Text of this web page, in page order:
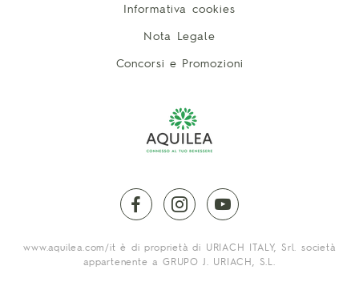
Informativa cookies
Nota Legale
Concorsi e Promozioni
facebookinstagramyoutube
www.aquilea.com/it è di proprietà di URIACH ITALY, Srl. società
appartenente a GRUPO J. URIACH, S.L.